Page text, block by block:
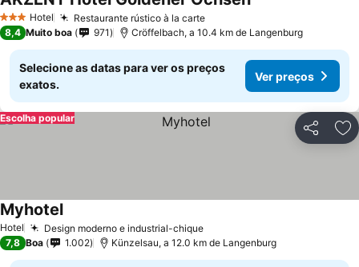
3 EstrelasHotel Restaurante rústico à la carte
8,4 Muito boa 971 Cröffelbach, a 10.4 km de Langenburg
Selecione as datas para ver os preços
exatos.
Ver preços
Partilhar
Escolha popular
Hotel Design moderno e industrial-chique
Myhotel
7,8 Boa 1.002 Künzelsau, a 12.0 km de Langenburg